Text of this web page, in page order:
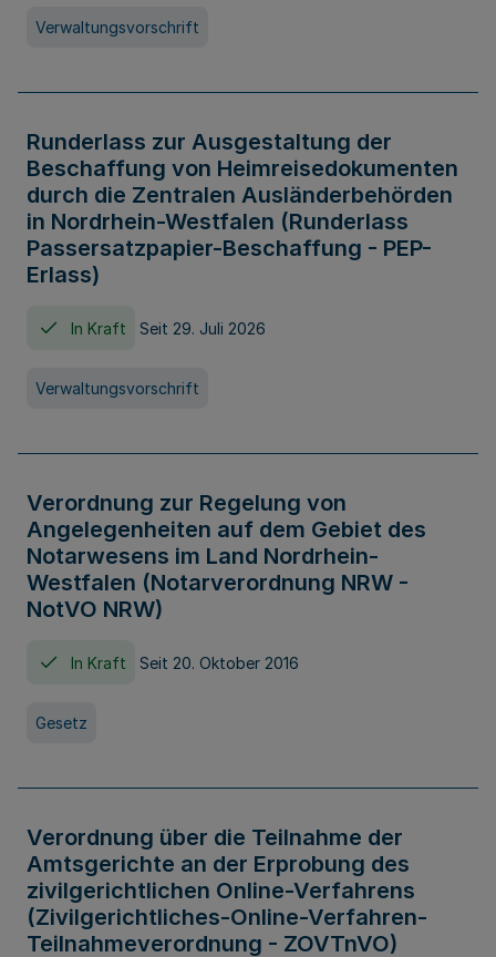
Verwaltungsvorschrift
Runderlass zur Ausgestaltung der
Beschaffung von Heimreisedokumenten
durch die Zentralen Ausländerbehörden
in Nordrhein-Westfalen (Runderlass
Passersatzpapier-Beschaffung - PEP-
Erlass)
In Kraft Seit 29. Juli 2026
Verwaltungsvorschrift
Verordnung zur Regelung von
Angelegenheiten auf dem Gebiet des
Notarwesens im Land Nordrhein-
Westfalen (Notarverordnung NRW -
NotVO NRW)
In Kraft Seit 20. Oktober 2016
Gesetz
Verordnung über die Teilnahme der
Amtsgerichte an der Erprobung des
zivilgerichtlichen Online-Verfahrens
(Zivilgerichtliches-Online-Verfahren-
Teilnahmeverordnung - ZOVTnVO)